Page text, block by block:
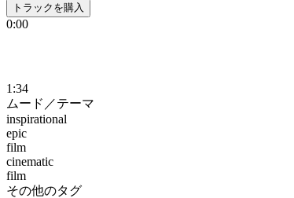
トラックを購入
0:00
1:34
ムード／テーマ
inspirational
epic
film
cinematic
film
その他のタグ